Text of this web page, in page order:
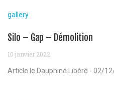
gallery
Silo – Gap – Démolition
10 janvier 2022
Article le Dauphiné Libéré - 02/